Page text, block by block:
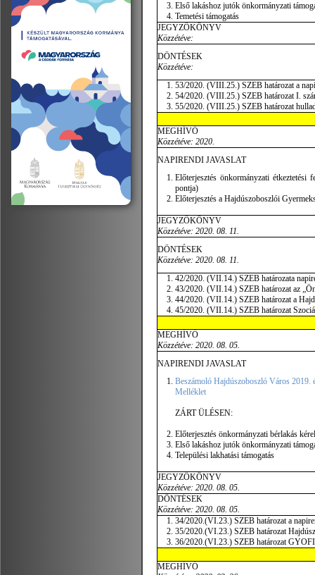
Első lakáshoz jutók önkormányzati
Temetési támogatás
JEGYZŐKÖNYV
Közzétéve:
DÖNTÉSEK
Közzétéve:
53/2020. (VIII.25.) SZEB határozat a
54/2020. (VIII.25.) SZEB határozat I.
55/2020. (VIII.25.) SZEB határozat
MEGHÍVÓ
Közzétéve: 2020.
NAPIRENDI JAVASLAT
Előterjesztés önkormányzati
pontja)
Előterjesztés a Hajdúszoboszlói
JEGYZŐKÖNYV
Közzétéve: 2020. 08. 11.
DÖNTÉSEK
Közzétéve: 2020. 08. 11.
42/2020. (VII.14.) SZEB határozata
43/2020. (VII.14.) SZEB határozat az
44/2020. (VII.14.) SZEB határozat a
45/2020. (VII.14.) SZEB határozat
MEGHÍVÓ
Közzétéve: 2020. 08. 05.
NAPIRENDI JAVASLAT
Beszámoló Hajdúszoboszló Város 2019.
Melléklet
ZÁRT ÜLÉSEN:
Előterjesztés önkormányzati bérlakás
Első lakáshoz jutók önkormányzati
Települési lakhatási támogatás
JEGYZŐKÖNYV
Közzétéve: 2020. 08. 05.
DÖNTÉSEK
Közzétéve: 2020. 08. 05.
34/2020.(VI.23.) SZEB határozat a
35/2020.(VI.23.) SZEB határozat
36/2020.(VI.23.) SZEB határozat GYOFI
MEGHÍVÓ